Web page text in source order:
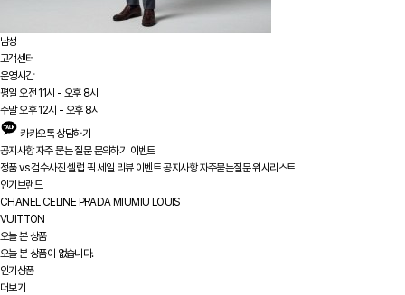
남성
고객센터
운영시간
평일 오전 11시 - 오후 8시
주말 오후 12시 - 오후 8시
카카오톡 상담하기
공지사항자주 묻는 질문문의하기 이벤트
정품 vs검수사진셀럽 픽 세일 리뷰 이벤트공지사항 자주묻는질문위시리스트
인기브랜드
CHANEL CELINE PRADA MIUMIU LOUIS
VUITTON
오늘 본 상품
오늘 본 상품이 없습니다.
인기상품
더보기